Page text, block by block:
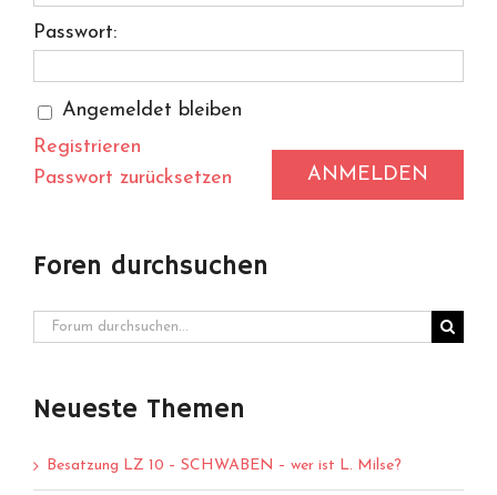
Passwort:
Angemeldet bleiben
ANMELDEN
Registrieren
Passwort zurücksetzen
Foren durchsuchen
Neueste Themen
Besatzung LZ 10 – SCHWABEN – wer ist L. Milse?